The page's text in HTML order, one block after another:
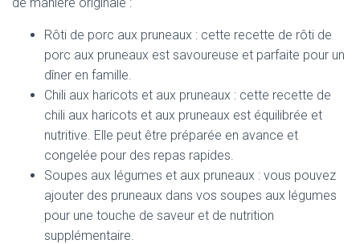
Rôti de porc aux pruneaux : cette recette de rôti de
porc aux pruneaux est savoureuse et parfaite pour un
dîner en famille.
Chili aux haricots et aux pruneaux : cette recette de
chili aux haricots et aux pruneaux est équilibrée et
nutritive. Elle peut être préparée en avance et
congelée pour des repas rapides.
Soupes aux légumes et aux pruneaux : vous pouvez
ajouter des pruneaux dans vos soupes aux légumes
pour une touche de saveur et de nutrition
supplémentaire.